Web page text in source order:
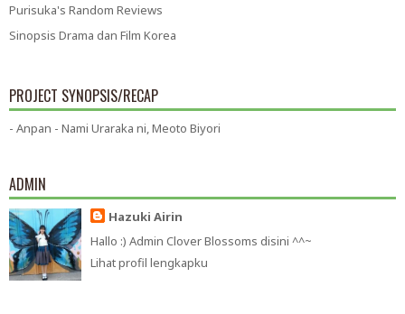
Purisuka's Random Reviews
Sinopsis Drama dan Film Korea
PROJECT SYNOPSIS/RECAP
- Anpan - Nami Uraraka ni, Meoto Biyori
ADMIN
Hazuki Airin
Hallo :) Admin Clover Blossoms disini ^^~
Lihat profil lengkapku